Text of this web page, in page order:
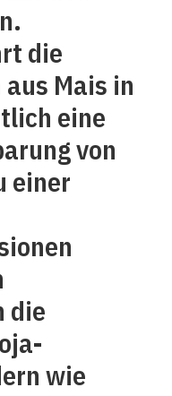
die
Mais in
eine
von
einer
die
wie